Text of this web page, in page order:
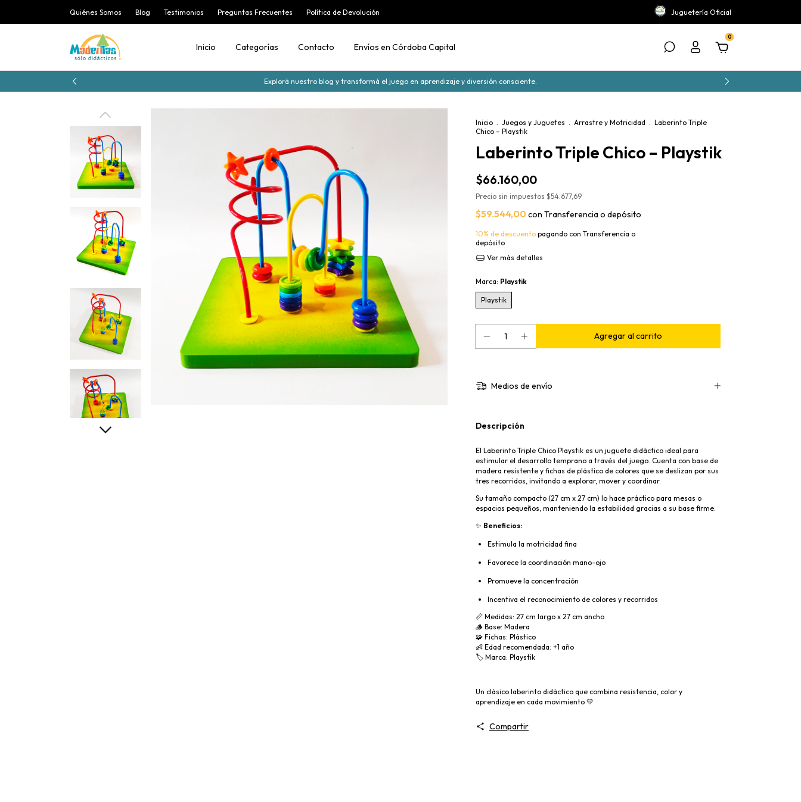
Quiénes Somos Blog Testimonios Preguntas Frecuentes Política de Devolución Juguetería Oficial
Inicio Categorías Contacto Envíos en Córdoba Capital
0
Explorá nuestro blog y transformá el juego en aprendizaje y diversión consciente.
Inicio . Juegos y Juguetes . Arrastre y Motricidad . Laberinto Triple
Chico – Playstik
Laberinto Triple Chico – Playstik
$66.160,00
Precio sin impuestos $54.677,69
$59.544,00 con Transferencia o depósito
10% de descuento pagando con Transferencia o
depósito
Ver más detalles
Marca: Playstik
Playstik
Medios de envío
Descripción
El Laberinto Triple Chico Playstik es un juguete didáctico ideal para
estimular el desarrollo temprano a través del juego. Cuenta con base de
madera resistente y fichas de plástico de colores que se deslizan por sus
tres recorridos, invitando a explorar, mover y coordinar.
Su tamaño compacto (27 cm x 27 cm) lo hace práctico para mesas o
espacios pequeños, manteniendo la estabilidad gracias a su base firme.
✨ Beneficios:
Estimula la motricidad fina
Favorece la coordinación mano-ojo
Promueve la concentración
Incentiva el reconocimiento de colores y recorridos
📏 Medidas: 27 cm largo x 27 cm ancho
🪵 Base: Madera
🧩 Fichas: Plástico
👶 Edad recomendada: +1 año
🏷 Marca: Playstik
Un clásico laberinto didáctico que combina resistencia, color y
aprendizaje en cada movimiento 💛
Compartir